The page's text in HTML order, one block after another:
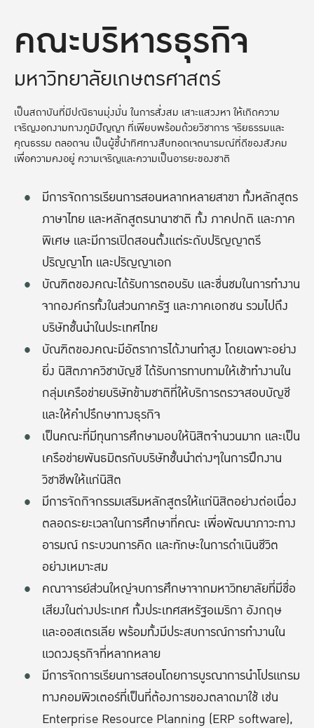
คณะบริหารธุรกิจ
มหาวิทยาลัยเกษตรศาสตร์
เป็นสถาบันที่มีปณิธานมุ่งมั่น ในการสั่งสม เสาะแสวงหา ให้เกิดความ
เจริญงอกงามทางภูมิปัญญา ที่เพียบพร้อมด้วยวิชาการ จริยธรรมและ
คุณธรรม ตลอดจน เป็นผู้ชี้นำทิศทางสืบทอดเจตนารมณ์ที่ดีของสังคม
เพื่อความคงอยู่ ความเจริญและความเป็นอารยะของชาติ
มีการจัดการเรียนการสอนหลากหลายสาขา ทั้งหลักสูตร
ภาษาไทย และหลักสูตรนานาชาติ ทั้ง ภาคปกติ และภาค
พิเศษ และมีการเปิดสอนตั้งแต่ระดับปริญญาตรี
ปริญญาโท และปริญญาเอก
บัณฑิตของคณะได้รับการตอบรับ และชื่นชมในการทำงาน
จากองค์กรทั้งในส่วนภาครัฐ และภาคเอกชน รวมไปถึง
บริษัทชั้นนำในประเทศไทย
บัณฑิตของคณะมีอัตราการได้งานทำสูง โดยเฉพาะอย่าง
ยิ่ง นิสิตภาควิชาบัญชี ได้รับการทาบทามให้เช้าทำงานใน
กลุ่มเครือข่ายบริษัทข้ามชาติที่ให้บริการตรวจสอบบัญชี
และให้คำปรึกษาทางธุรกิจ
เป็นคณะที่มีทุนการศึกษามอบให้นิสิตจำนวนมาก และเป็น
เครือข่ายพันธมิตรกับบริษัทชั้นนำต่างๆในการฝึกงาน
วิชาชีพให้แก่นิสิต
มีการจัดกิจกรรมเสริมหลักสูตรให้แก่นิสิตอย่างต่อเนื่อง
ตลอดระยะเวลาในการศึกษาที่คณะ เพื่อพัฒนาภาวะทาง
อารมณ์ กระบวนการคิด และทักษะในการดําเนินชีวิต
อย่างเหมาะสม
คณาจารย์ส่วนใหญ่จบการศึกษาจากมหาวิทยาลัยที่มีชื่อ
เสียงในต่างประเทศ ทั้งประเทศสหรัฐอเมริกา อังกฤษ
และออสเตรเลีย พร้อมทั้งมีประสบการณ์การทำงานใน
แวดวงธุรกิจที่หลากหลาย
มีการจัดการเรียนการสอนโดยการบูรณาการนำโปรแกรม
ทางคอมพิวเตอร์ที่เป็นที่ต้องการของตลาดมาใช้ เช่น
Enterprise Resource Planning (ERP software),